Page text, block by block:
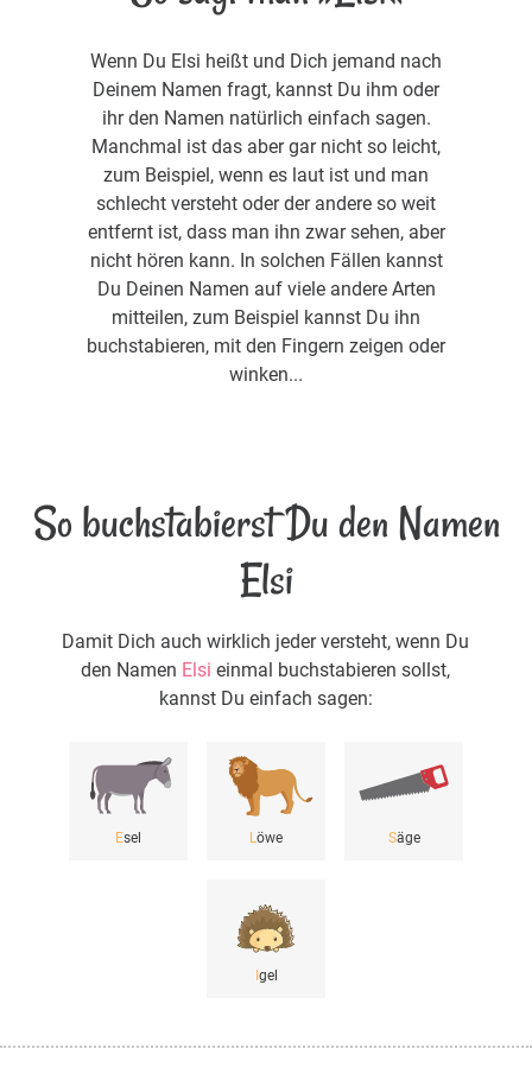
Wenn Du Elsi heißt und Dich jemand nach
Deinem Namen fragt, kannst Du ihm oder
ihr den Namen natürlich einfach sagen.
Manchmal ist das aber gar nicht so leicht,
zum Beispiel, wenn es laut ist und man
schlecht versteht oder der andere so weit
entfernt ist, dass man ihn zwar sehen, aber
nicht hören kann. In solchen Fällen kannst
Du Deinen Namen auf viele andere Arten
mitteilen, zum Beispiel kannst Du ihn
buchstabieren, mit den Fingern zeigen oder
winken...
So buchstabierst Du den Namen
Elsi
Damit Dich auch wirklich jeder versteht, wenn Du
den Namen Elsi einmal buchstabieren sollst,
kannst Du einfach sagen:
Esel Löwe Säge
gel